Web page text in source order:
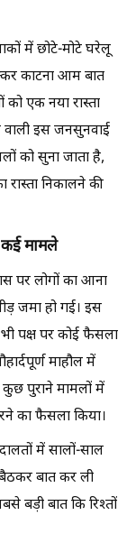
में छोटे-मोटे घरेलू
काटना आम बात
एक नया रास्ता
इस जनसुनवाई
को सुना जाता है,
रास्ता निकालने की
मामले
पर लोगों का आना
जमा हो गई। इस
पक्ष पर कोई फैसला
माहौल में
कुछ पुराने मामलों में
का फैसला किया।
में सालों-साल
बात कर ली
बड़ी बात कि रिश्तों